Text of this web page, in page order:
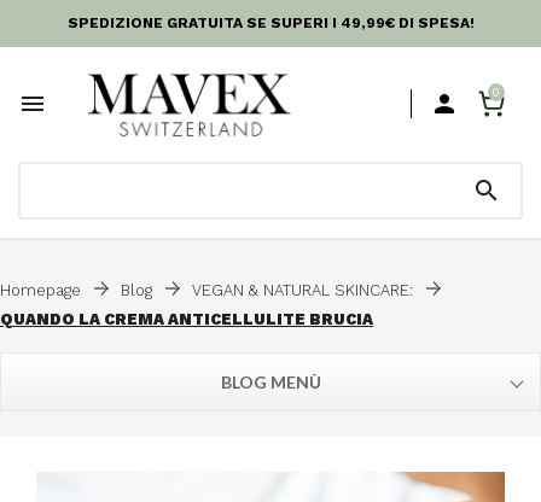
SPEDIZIONE GRATUITA SE SUPERI I 49,99€ DI SPESA!
  0

Homepage Blog
VEGAN & NATURAL SKINCARE:
QUANDO LA CREMA ANTICELLULITE BRUCIA
BLOG MENÙ